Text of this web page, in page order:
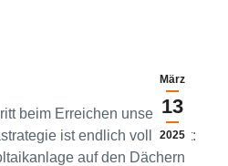
März
13
2025
beim Erreichen unserer
ist endlich vollbracht:
auf den Dächern